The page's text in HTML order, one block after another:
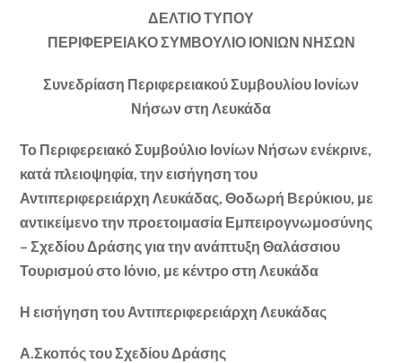
ΔΕΛΤΙΟ ΤΥΠΟΥ
ΠΕΡΙΦΕΡΕΙΑΚΟ ΣΥΜΒΟΥΛΙΟ ΙΟΝΙΩΝ ΝΗΣΩΝ
Συνεδρίαση Περιφερειακού Συμβουλίου Ιονίων
Νήσων στη Λευκάδα
Το Περιφερειακό Συμβούλιο Ιονίων Νήσων ενέκρινε,
κατά πλειοψηφία, την εισήγηση του
Αντιπεριφερειάρχη Λευκάδας, Θοδωρή Βερύκιου, με
αντικείμενο την προετοιμασία Εμπειρογνωμοσύνης
– Σχεδίου Δράσης για την ανάπτυξη Θαλάσσιου
Τουρισμού στο Ιόνιο, με κέντρο στη Λευκάδα
Η εισήγηση του Αντιπεριφερειάρχη Λευκάδας
Α.Σκοπός του Σχεδίου Δράσης